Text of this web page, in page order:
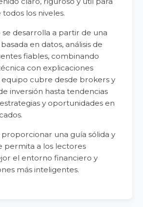
los niveles.
se desarrolla a partir de una
en datos, análisis de
fiables, combinando
con explicaciones
equipo cubre desde brokers y
inversión hasta tendencias
y oportunidades en
proporcionar una guía sólida y
permita a los lectores
el entorno financiero y
más inteligentes.